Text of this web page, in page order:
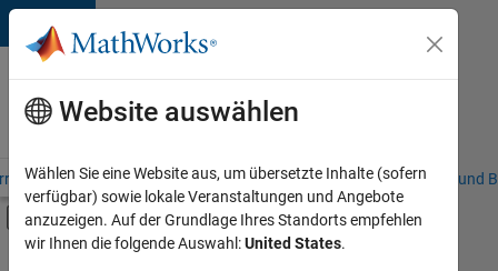
Weiter zum Inhalt
Karriere
bei
MathWorks
– Übersicht Stellensuche Niederlassungen Studierende und
Umschaltung für Off-Canvas-
Hauptinhalt
Website auswählen
Wählen Sie eine Website aus, um übersetzte Inhalte (sofern
verfügbar) sowie lokale Veranstaltungen und Angebote
anzuzeigen. Auf der Grundlage Ihres Standorts empfehlen
wir Ihnen die folgende Auswahl:United States.